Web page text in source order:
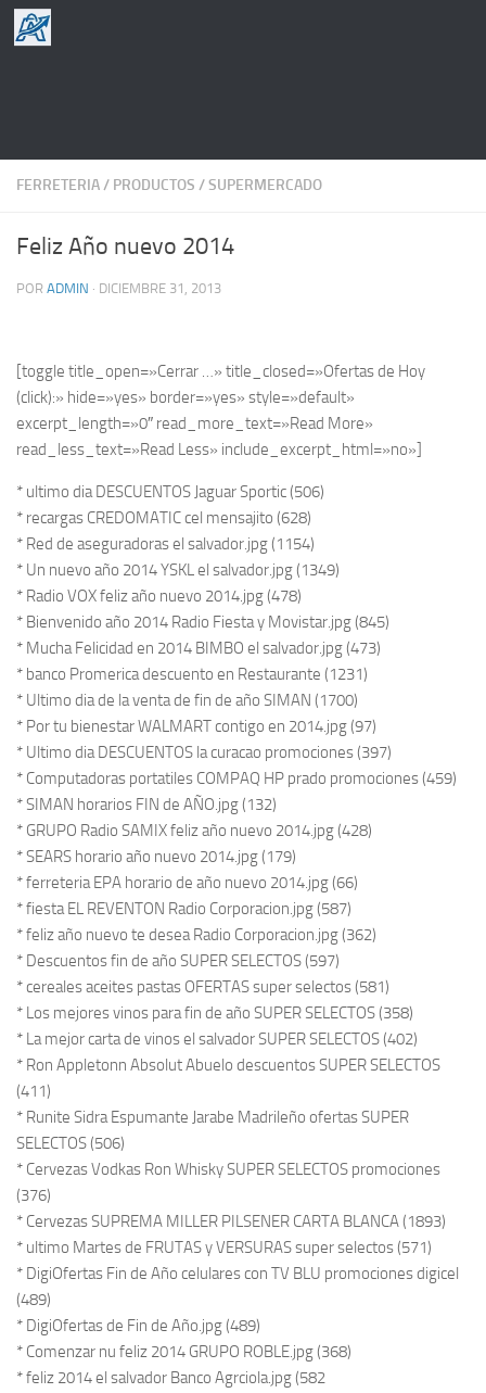
Saltar al contenido
FERRETERIA/ PRODUCTOS /SUPERMERCADO
Feliz Año nuevo 2014
POR ADMIN · DICIEMBRE 31, 2013
[toggle title_open=»Cerrar …» title_closed=»Ofertas de Hoy
(click):» hide=»yes» border=»yes» style=»default»
excerpt_length=»0″ read_more_text=»Read More»
read_less_text=»Read Less» include_excerpt_html=»no»]
* ultimo dia DESCUENTOS Jaguar Sportic (506)
* recargas CREDOMATIC cel mensajito (628)
* Red de aseguradoras el salvador.jpg (1154)
* Un nuevo año 2014 YSKL el salvador.jpg (1349)
* Radio VOX feliz año nuevo 2014.jpg (478)
* Bienvenido año 2014 Radio Fiesta y Movistar.jpg (845)
* Mucha Felicidad en 2014 BIMBO el salvador.jpg (473)
* banco Promerica descuento en Restaurante (1231)
* Ultimo dia de la venta de fin de año SIMAN (1700)
* Por tu bienestar WALMART contigo en 2014.jpg (97)
* Ultimo dia DESCUENTOS la curacao promociones (397)
* Computadoras portatiles COMPAQ HP prado promociones (459)
* SIMAN horarios FIN de AÑO.jpg (132)
* GRUPO Radio SAMIX feliz año nuevo 2014.jpg (428)
* SEARS horario año nuevo 2014.jpg (179)
* ferreteria EPA horario de año nuevo 2014.jpg (66)
* fiesta EL REVENTON Radio Corporacion.jpg (587)
* feliz año nuevo te desea Radio Corporacion.jpg (362)
* Descuentos fin de año SUPER SELECTOS (597)
* cereales aceites pastas OFERTAS super selectos (581)
* Los mejores vinos para fin de año SUPER SELECTOS (358)
* La mejor carta de vinos el salvador SUPER SELECTOS (402)
* Ron Appletonn Absolut Abuelo descuentos SUPER SELECTOS
(411)
* Runite Sidra Espumante Jarabe Madrileño ofertas SUPER
SELECTOS (506)
* Cervezas Vodkas Ron Whisky SUPER SELECTOS promociones
(376)
* Cervezas SUPREMA MILLER PILSENER CARTA BLANCA (1893)
* ultimo Martes de FRUTAS y VERSURAS super selectos (571)
* DigiOfertas Fin de Año celulares con TV BLU promociones digicel
(489)
* DigiOfertas de Fin de Año.jpg (489)
* Comenzar nu feliz 2014 GRUPO ROBLE.jpg (368)
* feliz 2014 el salvador Banco Agrciola.jpg (582